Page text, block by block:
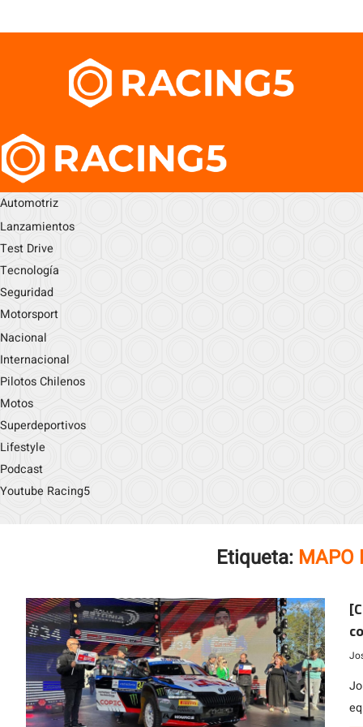
Automotriz
Lanzamientos
Test Drive
Tecnología
Seguridad
Motorsport
Nacional
Internacional
Pilotos Chilenos
Motos
Superdeportivos
Lifestyle
Podcast
Youtube Racing5
Etiqueta: